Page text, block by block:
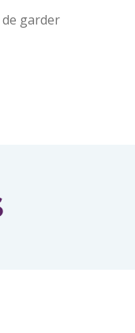
garder